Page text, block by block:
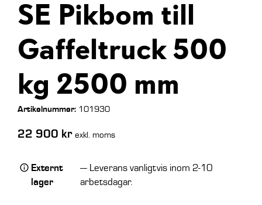
SE Pikbom till
Gaffeltruck 500
kg 2500 mm
Artikelnummer:101930
22 900 kr exkl. moms
Externt
lager
— Leverans vanligtvis inom 2-10
arbetsdagar.